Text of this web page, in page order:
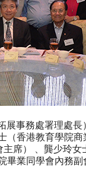
展事務處署理處長
（香港教育學院
席） 、龔少玲女
畢業同學會內務